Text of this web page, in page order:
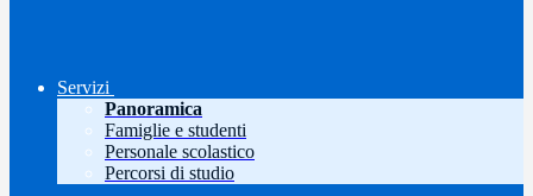
Servizi
Panoramica
Famiglie e studenti
Personale scolastico
Percorsi di studio